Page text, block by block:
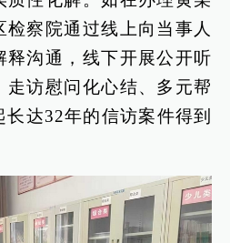
察院通过线上向当事人
释沟通，线下开展公开听
走访慰问化心结、多元帮
达32年的信访案件得到